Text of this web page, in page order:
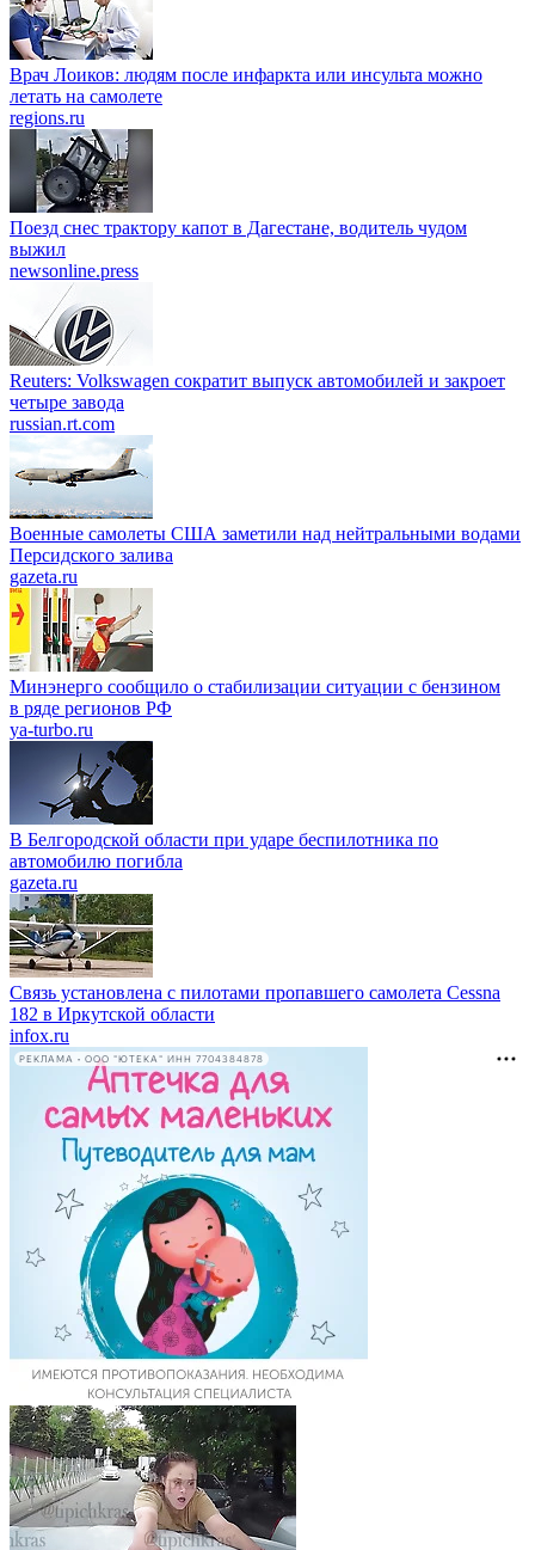
Врач Лоиков: людям после инфаркта или инсульта можно
летать на самолете
regions.ru
Поезд снес трактору капот в Дагестане, водитель чудом
выжил
newsonline.press
Reuters: Volkswagen сократит выпуск автомобилей и закроет
четыре завода
russian.rt.com
Военные самолеты США заметили над нейтральными водами
Персидского залива
gazeta.ru
Минэнерго сообщило о стабилизации ситуации с бензином
в ряде регионов РФ
ya-turbo.ru
В Белгородской области при ударе беспилотника по
автомобилю погибла
gazeta.ru
Связь установлена с пилотами пропавшего самолета Cessna
182 в Иркутской области
infox.ru
РЕКЛАМА • ООО "ЮТЕКА" ИНН 7704384878